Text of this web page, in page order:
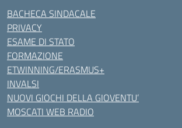
BACHECA SINDACALE
PRIVACY
ESAME DI STATO
FORMAZIONE
ETWINNING/ERASMUS+
INVALSI
NUOVI GIOCHI DELLA GIOVENTU’
MOSCATI WEB RADIO